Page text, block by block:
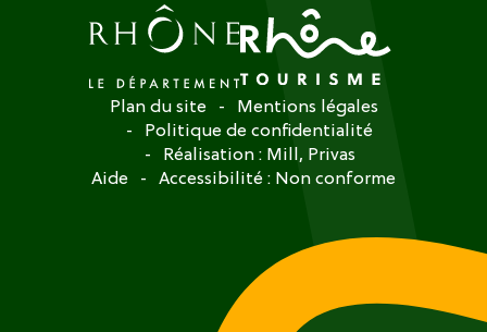
Plan du site
Mentions légales
Politique de confidentialité
Réalisation : Mill, Privas
Aide
Accessibilité : Non conforme